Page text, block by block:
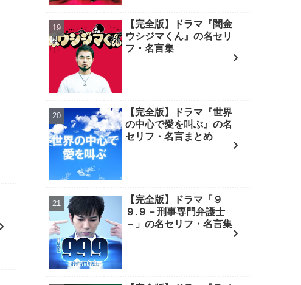
【完全版】ドラマ『闇金
ウシジマくん』の名セリ
フ・名言集
【完全版】ドラマ『世界
の中心で愛を叫ぶ』の名
セリフ・名言まとめ
【完全版】ドラマ「９
９.９－刑事専門弁護士
－」の名セリフ・名言集